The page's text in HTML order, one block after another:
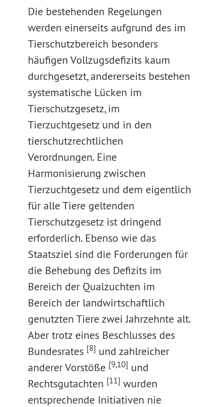
Die bestehenden Regelungen
werden einerseits aufgrund des im
Tierschutzbereich besonders
häufigen Vollzugsdefizits kaum
durchgesetzt, andererseits bestehen
systematische Lücken im
Tierschutzgesetz, im
Tierzuchtgesetz und in den
tierschutzrechtlichen
Verordnungen. Eine
Harmonisierung zwischen
Tierzuchtgesetz und dem eigentlich
für alle Tiere geltenden
Tierschutzgesetz ist dringend
erforderlich. Ebenso wie das
Staatsziel sind die Forderungen für
die Behebung des Defizits im
Bereich der Qualzuchten im
Bereich der landwirtschaftlich
genutzten Tiere zwei Jahrzehnte alt.
Aber trotz eines Beschlusses des
Bundesrates [8] und zahlreicher
anderer Vorstöße [9,10] und
Rechtsgutachten [11] wurden
entsprechende Initiativen nie